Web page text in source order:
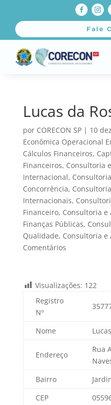
Fale
Lucas da
por CORECON SP| 10
Econômica Operacional
Cálculos Financeiros,
Financeiros, Consultoria
Internacional,
Concorrência,
Internacionais,
Financeiro, Consultoria e
Finanças Públicas,
Qualidade, Consultoria e
Comentários
Visualizações: 122
Registro
Nº
Nome
Endereço
Rua
Bairro
CEP